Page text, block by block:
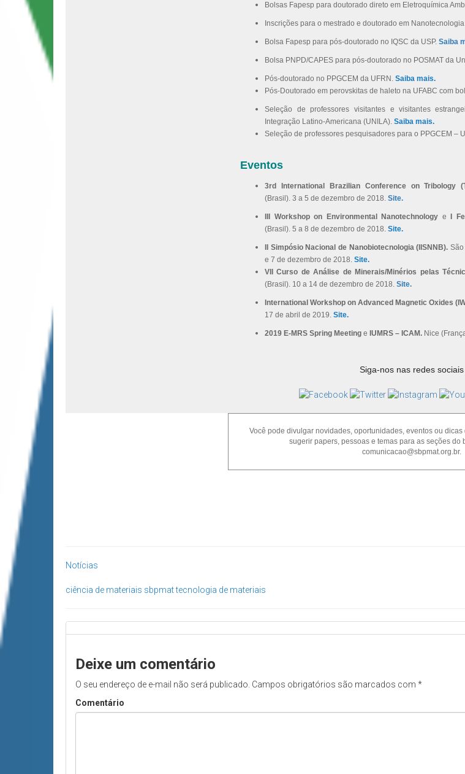
Bolsas Fapesp para doutorado direto em Eletroquímica
Inscrições para o mestrado e doutorado em
Bolsa Fapesp para pós-doutorado no IQSC da USP. Saiba
Bolsa PNPD/CAPES para pós-doutorado no POSMAT da
Pós-doutorado no PPGCEM da UFRN. Saiba mais.
Pós-Doutorado em perovskitas de haleto na UFABC com
Seleção de professores visitantes e visitantes
Integração Latino-Americana (UNILA). Saiba mais.
Seleção de professores pesquisadores para o PPGCEM –
Eventos
3rd International Brazilian Conference on Tribology
(Brasil). 3 a 5 de dezembro de 2018. Site.
III Workshop on Environmental Nanotechnology e I
(Brasil). 5 a 8 de dezembro de 2018. Site.
II Simpósio Nacional de Nanobiotecnologia (IISNNB).
e 7 de dezembro de 2018. Site.
VII Curso de Análise de Minerais/Minérios pelas
(Brasil). 10 a 14 de dezembro de 2018. Site.
International Workshop on Advanced Magnetic Oxides
17 de abril de 2019. Site.
2019 E-MRS Spring Meeting e IUMRS – ICAM. Nice
Siga-nos nas redes sociais
Você pode divulgar novidades, oportunidades, eventos ou
sugerir papers, pessoas e temas para as seções do
comunicacao@sbpmat.org.br.
Notícias
ciência de materiais sbpmattecnologia de materiais
Deixe um comentário
O seu endereço de e-mail não será publicado. Campos obrigatórios são marcados com *
Comentário